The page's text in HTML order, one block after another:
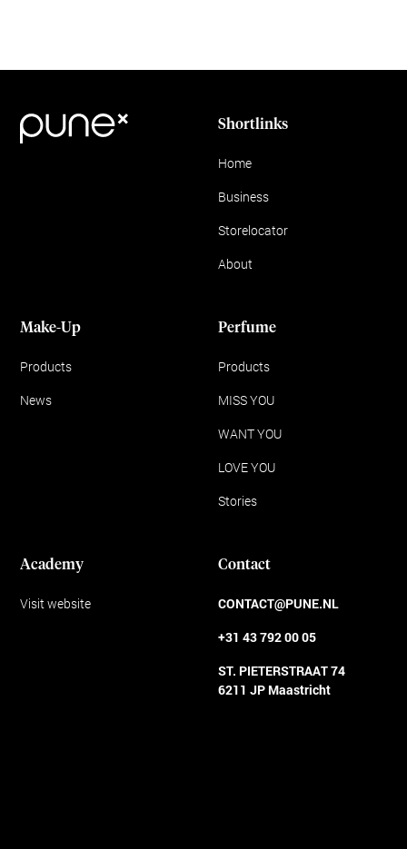
Shortlinks
Home
Business
Storelocator
About
Make-Up
Products
News
Perfume
Products
MISS YOU
WANT YOU
LOVE YOU
Stories
Academy
Visit website
Contact
CONTACT@PUNE.NL
+31 43 792 00 05
ST. PIETERSTRAAT 74
6211 JP Maastricht